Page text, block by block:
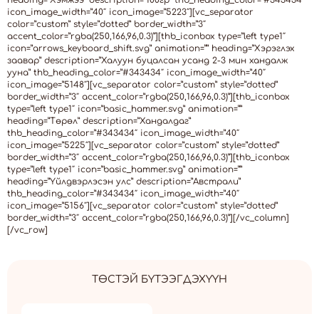
icon_image_width=”40″ icon_image=”5223″][vc_separator
color=”custom” style=”dotted” border_width=”3″
accent_color=”rgba(250,166,96,0.3)”][thb_iconbox type=”left type1″
icon=”arrows_keyboard_shift.svg” animation=”” heading=”Хэрэглэх
заавар” description=”Халуун буцалсан усанд 2-3 мин хандалж
ууна” thb_heading_color=”#343434″ icon_image_width=”40″
icon_image=”5148″][vc_separator color=”custom” style=”dotted”
border_width=”3″ accent_color=”rgba(250,166,96,0.3)”][thb_iconbox
type=”left type1″ icon=”basic_hammer.svg” animation=””
heading=”Төрөл” description=”Хандалдаг”
thb_heading_color=”#343434″ icon_image_width=”40″
icon_image=”5225″][vc_separator color=”custom” style=”dotted”
border_width=”3″ accent_color=”rgba(250,166,96,0.3)”][thb_iconbox
type=”left type1″ icon=”basic_hammer.svg” animation=””
heading=”Үйлдвэрлэсэн улс” description=”Австрали”
thb_heading_color=”#343434″ icon_image_width=”40″
icon_image=”5156″][vc_separator color=”custom” style=”dotted”
border_width=”3″ accent_color=”rgba(250,166,96,0.3)”][/vc_column]
[/vc_row]
ТӨСТЭЙ БҮТЭЭГДЭХҮҮН